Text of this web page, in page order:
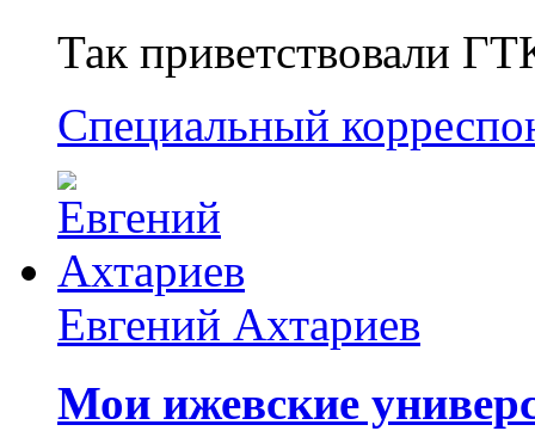
Так приветствовали
Специальный
Евгений Ахтариев
Мои ижевские